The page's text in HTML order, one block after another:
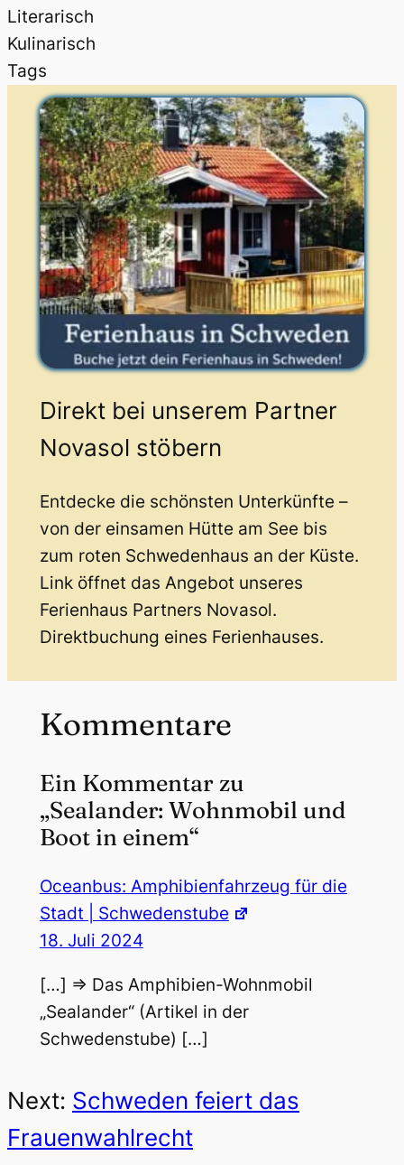
Literarisch
Kulinarisch
Tags
Direkt bei unserem Partner
Novasol stöbern
Entdecke die schönsten Unterkünfte –
von der einsamen Hütte am See bis
zum roten Schwedenhaus an der Küste.
Link öffnet das Angebot unseres
Ferienhaus Partners Novasol.
Direktbuchung eines Ferienhauses.
Kommentare
Ein Kommentar zu
„Sealander: Wohnmobil und
Boot in einem“
Oceanbus: Amphibienfahrzeug für die
Stadt | Schwedenstube
18. Juli 2024
[…] => Das Amphibien-Wohnmobil
„Sealander“ (Artikel in der
Schwedenstube) […]
Next: Schweden feiert das
Frauenwahlrecht